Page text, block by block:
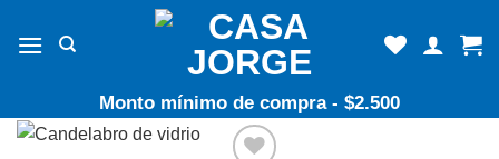
Monto mínimo de compra - $2.500